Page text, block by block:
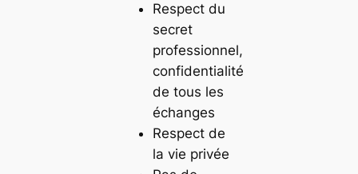
Respect du
secret
professionnel,
confidentialité
de tous les
échanges
Respect de
la vie privée